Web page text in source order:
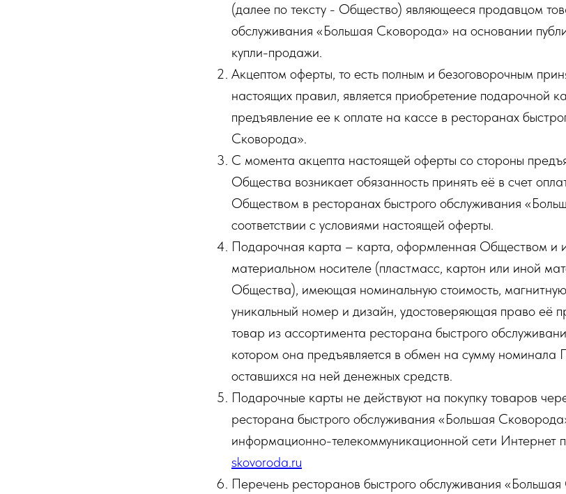
(далее по тексту - Общество) являющееся продавцом
обслуживания «Большая Сковорода» на основании
купли-продажи.
Акцептом оферты, то есть полным и безоговорочным
настоящих правил, является приобретение подарочной
предъявление ее к оплате на кассе в ресторанах
Сковорода».
С момента акцепта настоящей оферты со стороны
Общества возникает обязанность принять её в счет
Обществом в ресторанах быстрого обслуживания
соответствии с условиями настоящей оферты.
Подарочная карта – карта, оформленная Обществом и
материальном носителе (пластмасс, картон или иной
Общества), имеющая номинальную стоимость,
уникальный номер и дизайн, удостоверяющая право её
товар из ассортимента ресторана быстрого
котором она предъявляется в обмен на сумму номинала
оставшихся на ней денежных средств.
Подарочные карты не действуют на покупку товаров
ресторана быстрого обслуживания «Большая
информационно-телекоммуникационной сети Интернет
skovoroda.ru
Перечень ресторанов быстрого обслуживания